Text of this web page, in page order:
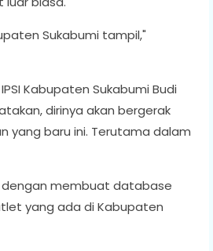
Sukabumi tampil,"
Kabupaten Sukabumi Budi
dirinya akan bergerak
yang baru ini. Terutama dalam
dengan membuat database
yang ada di Kabupaten